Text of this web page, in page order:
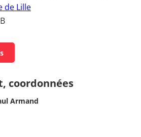
de Lille
coordonnées
Armand